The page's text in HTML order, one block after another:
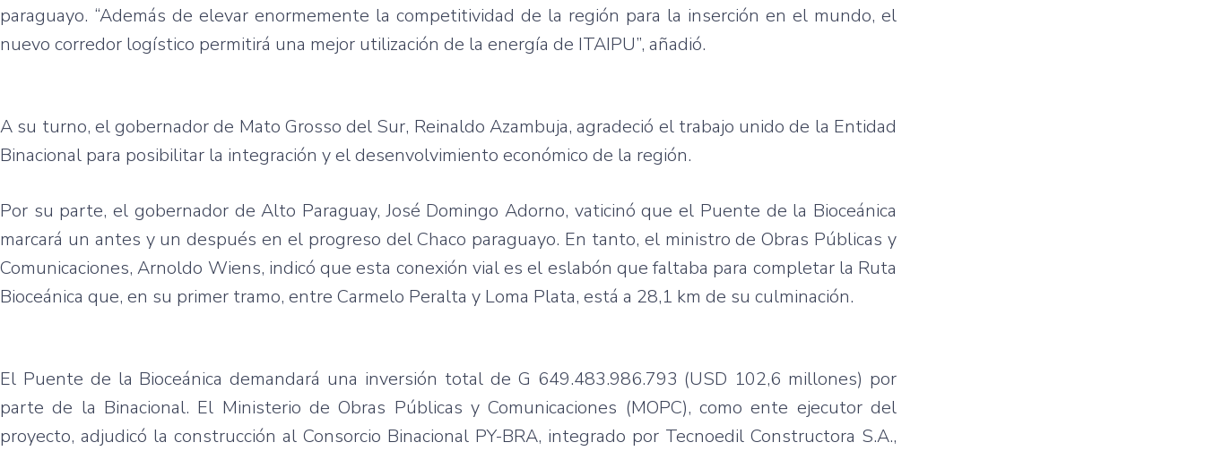
paraguayo. “Además de elevar enormemente la competitividad de la región para la inserción en el mundo, el
nuevo corredor logístico permitirá una mejor utilización de la energía de ITAIPU”, añadió.
A su turno, el gobernador de Mato Grosso del Sur, Reinaldo Azambuja, agradeció el trabajo unido de la Entidad
Binacional para posibilitar la integración y el desenvolvimiento económico de la región.
Por su parte, el gobernador de Alto Paraguay, José Domingo Adorno, vaticinó que el Puente de la Bioceánica
marcará un antes y un después en el progreso del Chaco paraguayo. En tanto, el ministro de Obras Públicas y
Comunicaciones, Arnoldo Wiens, indicó que esta conexión vial es el eslabón que faltaba para completar la Ruta
Bioceánica que, en su primer tramo, entre Carmelo Peralta y Loma Plata, está a 28,1 km de su culminación.
El Puente de la Bioceánica demandará una inversión total de G 649.483.986.793 (USD 102,6 millones) por
parte de la Binacional. El Ministerio de Obras Públicas y Comunicaciones (MOPC), como ente ejecutor del
proyecto, adjudicó la construcción al Consorcio Binacional PY-BRA, integrado por Tecnoedil Constructora S.A.,